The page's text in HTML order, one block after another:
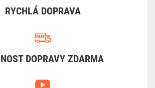
RYCHLÁ DOPRAVA
DOPRAVY ZDARMA